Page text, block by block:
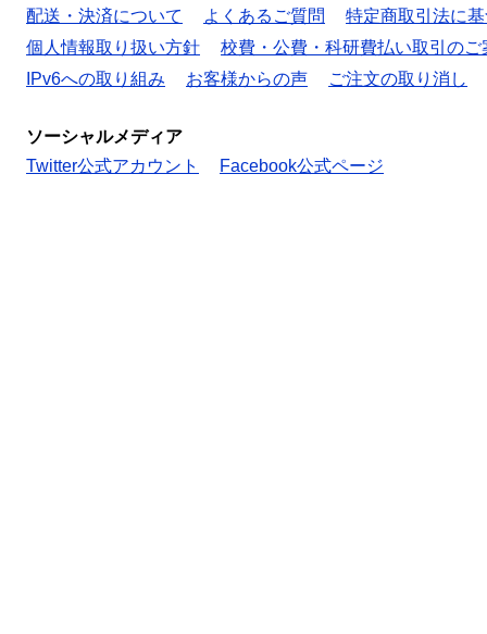
配送・決済について
よくあるご質問
特定商取引法に
個人情報取り扱い方針
校費・公費・科研費払い取引のご
IPv6への取り組み
お客様からの声 ご注文の取り消し
ソーシャルメディア
Twitter公式アカウント
Facebook公式ページ